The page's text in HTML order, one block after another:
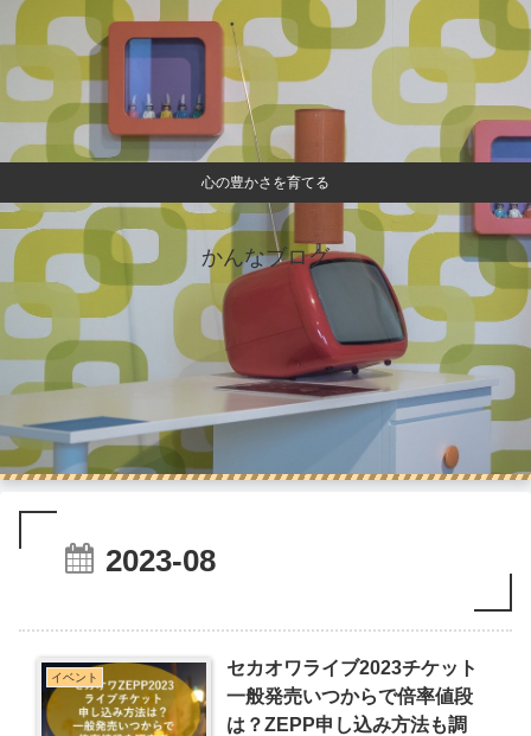
心の豊かさを育てる
かんなブログ
2023-08
イベント
セカオワライブ2023チケット
一般発売いつからで倍率値段
は？ZEPP申し込み方法も調